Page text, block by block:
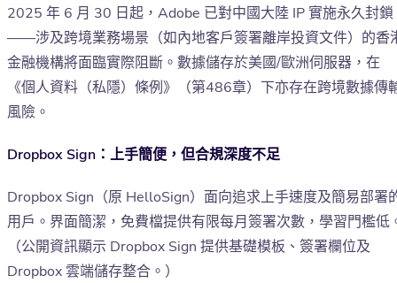
2025 年 6 月 30 日起，Adobe 已對中國大陸 IP 實施永久封鎖
——涉及跨境業務場景（如內地客戶簽署離岸投資文件）的香
金融機構將面臨實際阻斷。數據儲存於美國/歐洲伺服器，在
《個人資料（私隱）條例》（第486章）下亦存在跨境數據傳
風險。
Dropbox Sign：上手簡便，但合規深度不足
Dropbox Sign（原 HelloSign）面向追求上手速度及簡易部署
用戶。界面簡潔，免費檔提供有限每月簽署次數，學習門檻低
（公開資訊顯示 Dropbox Sign 提供基礎模板、簽署欄位及
Dropbox 雲端儲存整合。）